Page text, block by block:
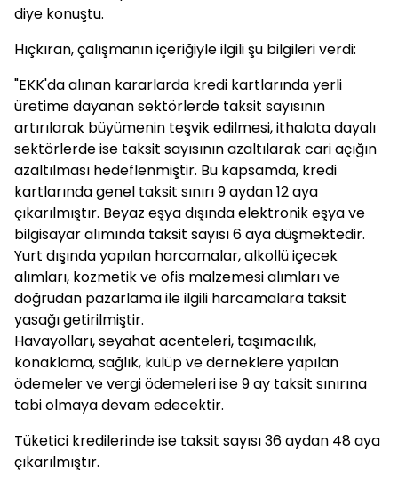
diye konuştu.
Hıçkıran, çalışmanın içeriğiyle ilgili şu bilgileri verdi:
"EKK'da alınan kararlarda kredi kartlarında yerli
üretime dayanan sektörlerde taksit sayısının
artırılarak büyümenin teşvik edilmesi, ithalata dayalı
sektörlerde ise taksit sayısının azaltılarak cari açığın
azaltılması hedeflenmiştir. Bu kapsamda, kredi
kartlarında genel taksit sınırı 9 aydan 12 aya
çıkarılmıştır. Beyaz eşya dışında elektronik eşya ve
bilgisayar alımında taksit sayısı 6 aya düşmektedir.
Yurt dışında yapılan harcamalar, alkollü içecek
alımları, kozmetik ve ofis malzemesi alımları ve
doğrudan pazarlama ile ilgili harcamalara taksit
yasağı getirilmiştir.
Havayolları, seyahat acenteleri, taşımacılık,
konaklama, sağlık, kulüp ve derneklere yapılan
ödemeler ve vergi ödemeleri ise 9 ay taksit sınırına
tabi olmaya devam edecektir.
Tüketici kredilerinde ise taksit sayısı 36 aydan 48 aya
çıkarılmıştır.